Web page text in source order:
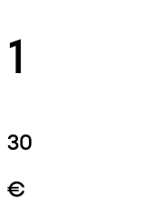
1
30
€